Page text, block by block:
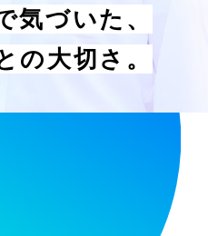
気づいた 、
の大切さ 。